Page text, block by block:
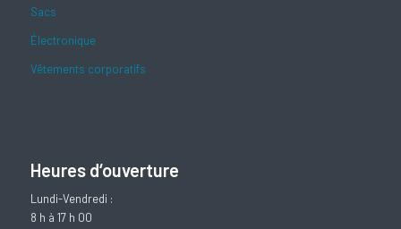
Sacs
Électronique
Vêtements corporatifs
Heures d‘ouverture
Lundi-Vendredi :
8 h à 17 h 00